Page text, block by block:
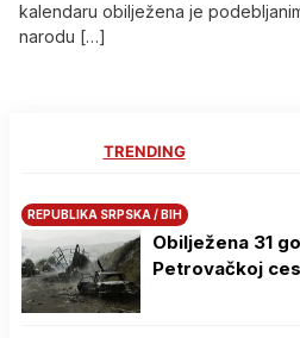
kalendaru obilježena je
narodu […]
TRENDING
REPUBLIKA SRPSKA / BIH
Obilježena 31
Petrovačkoj